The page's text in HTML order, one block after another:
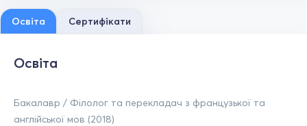
Освіта Сертифікати
Освіта
Бакалавр / Філолог та перекладач з французької та
англійської мов (2018)